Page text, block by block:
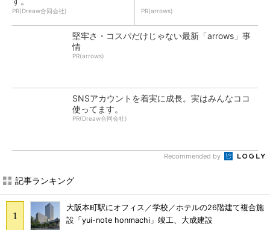
PR(Dreaw合同会社) PR(arrows)
堅牢さ・コスパだけじゃない最新「arrows」事
情
PR(arrows)
SNSアカウントを着実に成長。実はみんなココ
使ってます。
PR(Dreaw合同会社)
Recommended by
記事ランキング
大阪本町駅にオフィス／学校／ホテルの26階建て複合施
設「yui-note honmachi」竣工、大成建設